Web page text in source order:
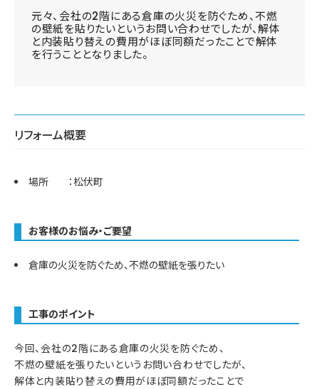
元々、会社の2階にある倉庫の火災を防ぐため、不燃
の壁紙を貼りたいというお問い合わせでしたが、解体
と内装貼り替えの費用がほぼ同額だったことで解体
を行うこととなりました。
リフォーム概要
場所 ：松伏町
お客様のお悩み・ご要望
倉庫の火災を防ぐため、不燃の壁紙を張りたい
工事のポイント
今回、会社の2階にある倉庫の火災を防ぐため、
不燃の壁紙を張りたいというお問い合わせでしたが、
解体と内装貼り替えの費用がほぼ同額だったことで